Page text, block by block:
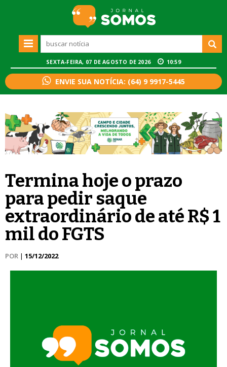
SEXTA-FEIRA, 07 DE AGOSTO DE 2026 10:59
ENVIE SUA NOTÍCIA: (64) 9 9917-5445
Termina hoje o prazo
para pedir saque
extraordinário de até R$ 1
mil do FGTS
POR | 15/12/2022